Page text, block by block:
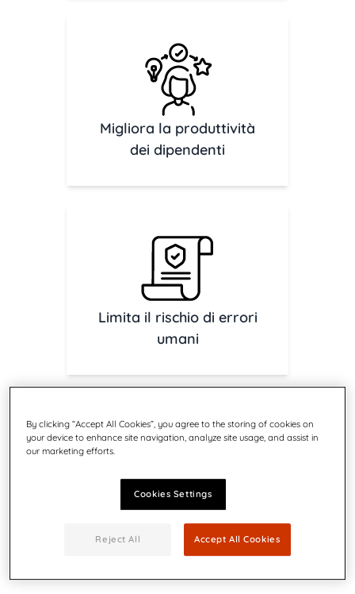
Migliora la produttività
dei dipendenti
Limita il rischio di errori
umani
Risparmia tempo e
denaro
By clicking “Accept All Cookies”, you agree to the storing of cookies on
your device to enhance site navigation, analyze site usage, and assist in
our marketing efforts.
Cookies Settings
Reject All Accept All Cookies